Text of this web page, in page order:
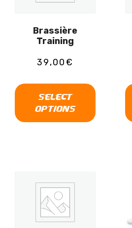
Brassière
Training
39,00€
SELECT
OPTIONS